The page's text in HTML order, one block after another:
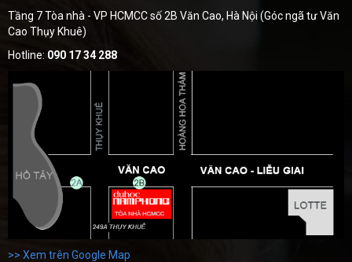
Tầng 7 Tòa nhà - VP HCMCC số 2B Văn Cao, Hà Nội (Góc ngã tư Văn
Cao Thụy Khuê)
Hotline: 090 17 34 288
>> Xem trên Google Map